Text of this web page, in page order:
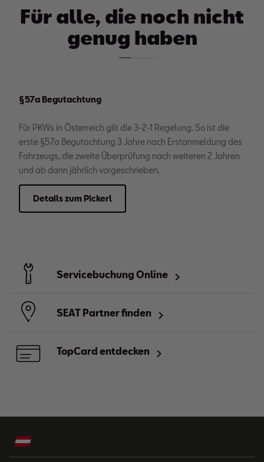
Für alle, die noch nicht
genug haben
§57a Begutachtung
Für PKWs in Österreich gilt die 3-2-1 Regelung. So ist die
erste §57a Begutachtung 3 Jahre nach Erstanmeldung des
Fahrzeugs, die zweite Überprüfung nach weiteren 2 Jahren
und ab dann jährlich vorgeschrieben.
Details zum Pickerl
Servicebuchung Online
SEAT Partner finden
TopCard entdecken